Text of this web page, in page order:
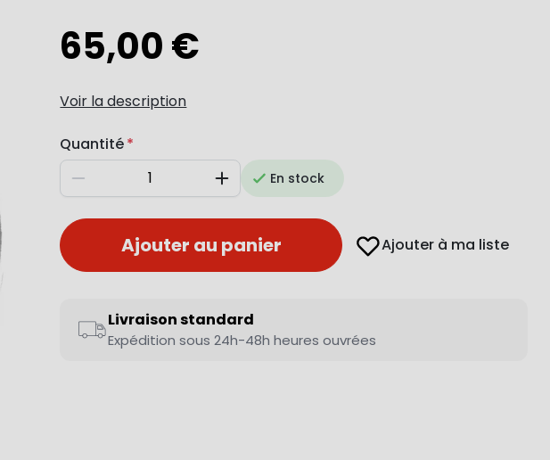
65,00 €
Voir la description
Quantité
Diminuer AugmenterEn stock
Ajouter au panier Ajouter à ma liste
Livraison standard
Expédition sous 24h-48h heures ouvrées